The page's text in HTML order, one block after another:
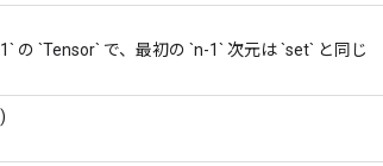
の `Tensor` で、最初の `n-1` 次元は `set` と同じ